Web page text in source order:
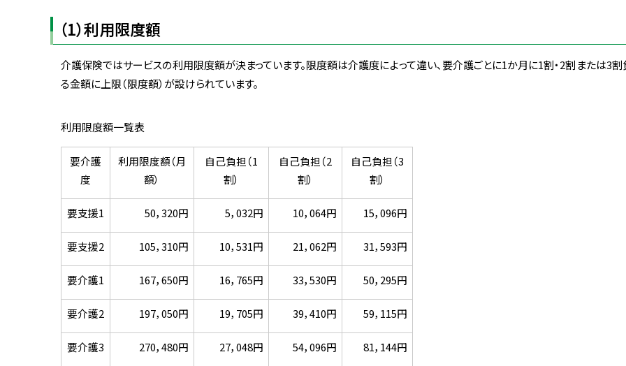
戻
（1）利用限度額
介護保険ではサービスの利用限度額が決まっています。限度額は介護度によって違い、要介護ごとに1か月に1割・2割または3
る金額に上限（限度額）が設けられています。
利用限度額一覧表
要介護
度
利用限度額（月
額）
自己負担（1
割）
自己負担（2
割）
自己負担（3
割）
要支援1 50，320円 5，032円 10，064円 15，096円
要支援2 105，310円 10，531円 21，062円 31，593円
要介護1 167，650円 16，765円 33，530円 50，295円
要介護2 197，050円 19，705円 39，410円 59，115円
要介護3 270，480円 27，048円 54，096円 81，144円